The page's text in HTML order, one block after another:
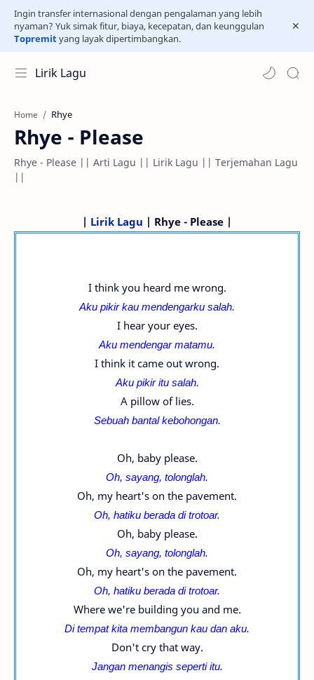
Ingin transfer internasional dengan pengalaman yang lebih
nyaman? Yuk simak fitur, biaya, kecepatan, dan keunggulan
Topremityang layak dipertimbangkan.
Lirik Lagu
Home Rhye
Rhye - Please
Rhye - Please || Arti Lagu || Lirik Lagu || Terjemahan Lagu
||
| Lirik Lagu | Rhye - Please |
I think you heard me wrong.
Aku pikir kau mendengarku salah.
I hear your eyes.
Aku mendengar matamu.
I think it came out wrong.
Aku pikir itu salah.
A pillow of lies.
Sebuah bantal kebohongan.
Oh, baby please.
Oh, sayang, tolonglah.
Oh, my heart's on the pavement.
Oh, hatiku berada di trotoar.
Oh, baby please.
Oh, sayang, tolonglah.
Oh, my heart's on the pavement.
Oh, hatiku berada di trotoar.
Where we're building you and me.
Di tempat kita membangun kau dan aku.
Don't cry that way.
Jangan menangis seperti itu.